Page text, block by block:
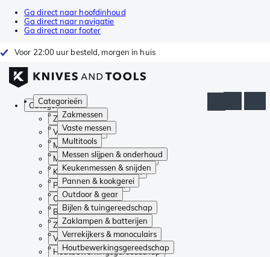
Ga direct naar hoofdinhoud
Ga direct naar navigatie
Ga direct naar footer
Voor 22:00 uur besteld, morgen in huis
Categorieën
Zakmessen
Vaste messen
Multitools
Messen slijpen & onderhoud
Keukenmessen & snijden
Pannen & kookgerei
Outdoor & gear
Bijlen & tuingereedschap
Zaklampen & batterijen
Verrekijkers & monoculairs
Houtbewerkingsgereedschap
Categorieën
Zakmessen
Vaste messen
Multitools
Messen slijpen & onderhoud
Keukenmessen & snijden
Pannen & kookgerei
Outdoor & gear
Bijlen & tuingereedschap
Zaklampen & batterijen
Verrekijkers & monoculairs
Houtbewerkingsgereedschap